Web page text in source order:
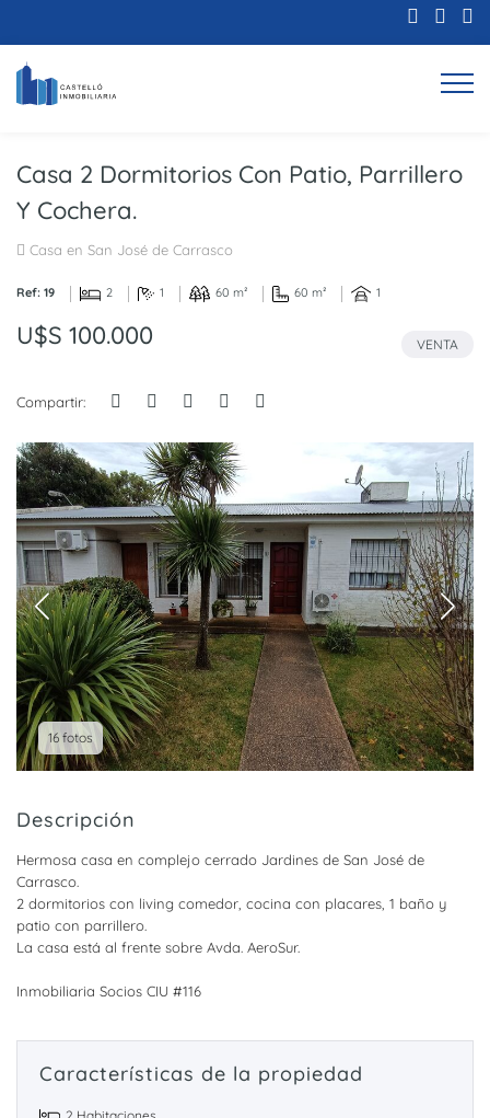
Casa 2 Dormitorios Con Patio, Parrillero
Y Cochera.
Casa en San José de Carrasco
Ref: 19 2 1 60 m² 60 m² 1
U$S 100.000 VENTA
Compartir:
16 fotos
Descripción
Hermosa casa en complejo cerrado Jardines de San José de
Carrasco.
2 dormitorios con living comedor, cocina con placares, 1 baño y
patio con parrillero.
La casa está al frente sobre Avda. AeroSur.
Inmobiliaria Socios CIU #116
Características de la propiedad